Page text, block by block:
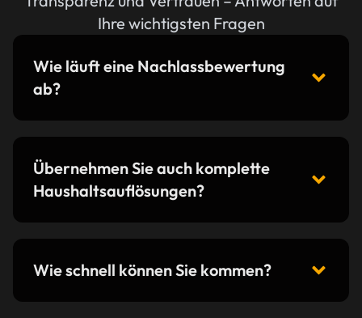
Ihre wichtigsten Fragen
Wie läuft eine Nachlassbewertung
ab?
Übernehmen Sie auch komplette
Haushaltsauflösungen?
Wie schnell können Sie kommen?